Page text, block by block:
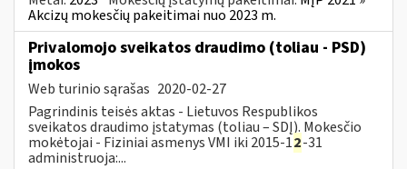
Akcizų mokesčių pakeitimai nuo 2023 m.
Privalomojo sveikatos draudimo (toliau - PSD)
įmokos
Web turinio sąrašas 2020-02-27
Pagrindinis teisės aktas - Lietuvos Respublikos
sveikatos draudimo įstatymas (toliau – SDĮ). Mokesčio
mokėtojai - Fiziniai asmenys VMI iki 2015-12-31
administruoja:...